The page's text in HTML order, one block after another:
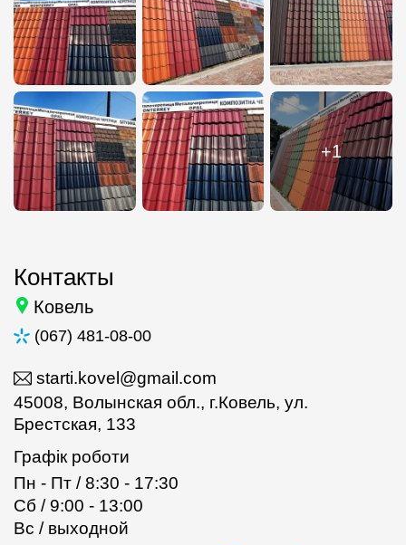
+1
Контакты
Ковель
(067) 481-08-00
starti.kovel@gmail.com
45008, Волынская обл., г.Ковель, ул.
Брестская, 133
Графік роботи
Пн - Пт / 8:30 - 17:30
Сб / 9:00 - 13:00
Вс / выходной